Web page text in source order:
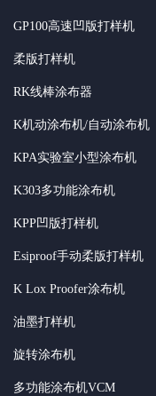
GP100高速凹版打样机
柔版打样机
RK线棒涂布器
K机动涂布机/自动涂布机
KPA实验室小型涂布机
K303多功能涂布机
KPP凹版打样机
Esiproof手动柔版打样机
K Lox Proofer涂布机
油墨打样机
旋转涂布机
多功能涂布机VCM